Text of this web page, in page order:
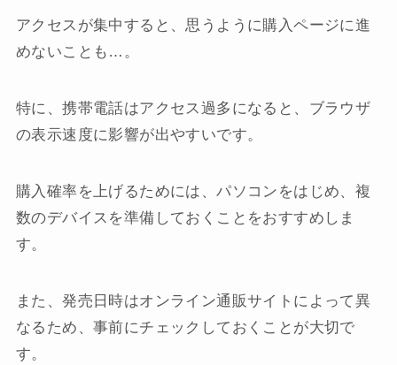
アクセスが集中すると、思うように購入ページに進
めないことも…。
特に、携帯電話はアクセス過多になると、ブラウザ
の表示速度に影響が出やすいです。
購入確率を上げるためには、パソコンをはじめ、複
数のデバイスを準備しておくことをおすすめしま
す。
また、発売日時はオンライン通販サイトによって異
なるため、事前にチェックしておくことが大切で
す。